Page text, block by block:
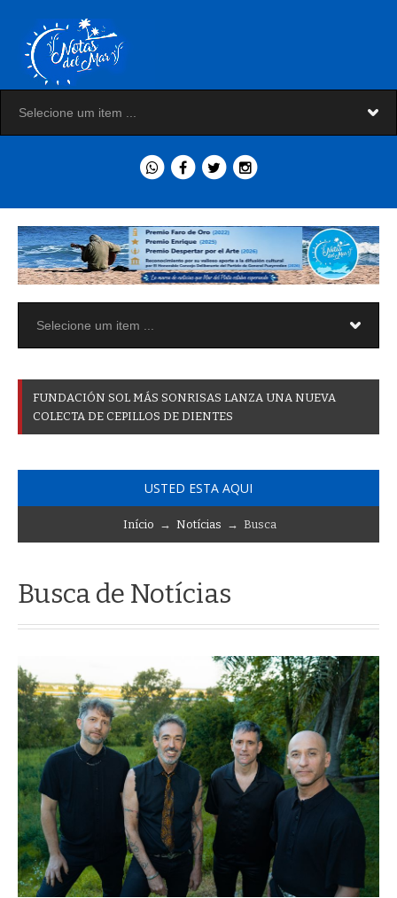
FUNDACIÓN SOL MÁS SONRISAS LANZA UNA NUEVA
COLECTA DE CEPILLOS DE DIENTES
USTED ESTA AQUI
Início → Notícias → Busca
Busca de Notícias